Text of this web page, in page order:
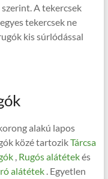
A tekercsek
tekercsek ne
kis súrlódással
alakú lapos
közé tartozikTárcsa
,Rugós alátétekés
alátétek. Egyetlen